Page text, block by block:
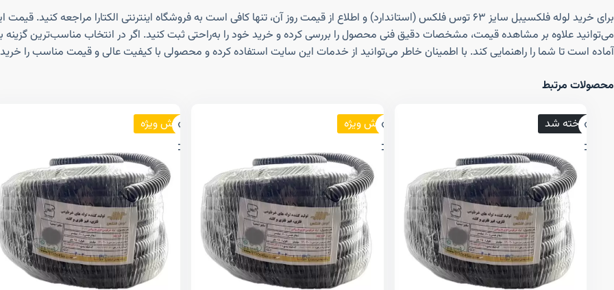
می‌توانید علاوه بر مشاهده قیمت، مشخصات دقیق فنی محصول را بررسی کرده و خرید خود را به‌راحتی ثبت کنید. اگر در انتخاب مناسب‌ترین گزینه
آماده است تا شما را راهنمایی کند. با اطمینان خاطر می‌توانید از خدمات این سایت استفاده کرده و محصولی با کیفیت عالی و قیمت مناسب را
محصولات مرتبط
فروخته شد فروش ویژه فروش ویژه